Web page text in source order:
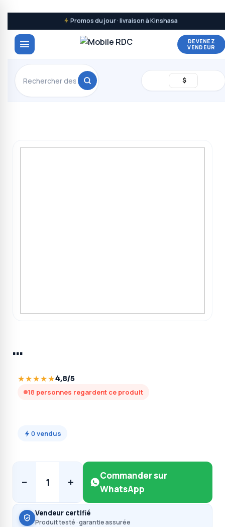
Promos du jour · livraison à Kinshasa
DEVENEZ
VENDEUR
$
…
★★★★★4,8/5
18 personnes regardent ce produit
0vendus
− 1 +
Commander sur
WhatsApp
Vendeur certifié
Produit testé · garantie assurée